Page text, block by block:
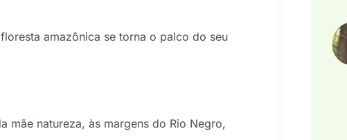
amazônica se torna o palco do seu
mãe natureza, às margens do Rio Negro,